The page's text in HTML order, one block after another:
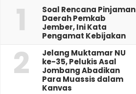
1
‎Soal Rencana Pinjaman
Daerah Pemkab
Jember, Ini Kata
Pengamat Kebijakan ‎
2
Jelang Muktamar NU
ke-35, Pelukis Asal
Jombang Abadikan
Para Muassis dalam
Kanvas